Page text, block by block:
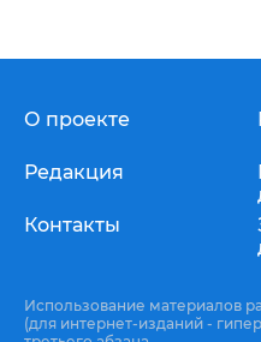
О проекте
Редакция
Контакты
Использование материалов
(для интернет-изданий -